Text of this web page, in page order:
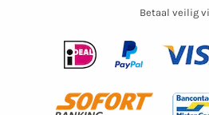
Betaal veilig